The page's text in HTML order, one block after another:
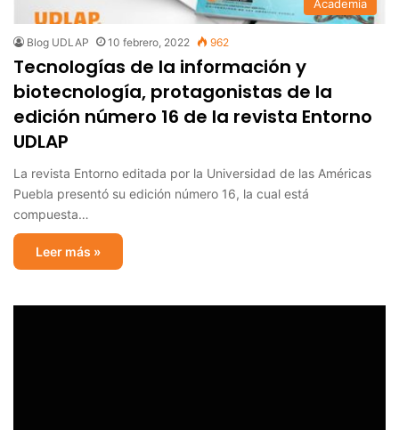
Academia
Blog UDLAP 10 febrero, 2022 962
Tecnologías de la información y
biotecnología, protagonistas de la
edición número 16 de la revista Entorno
UDLAP
La revista Entorno editada por la Universidad de las Américas
Puebla presentó su edición número 16, la cual está
compuesta…
Leer más »